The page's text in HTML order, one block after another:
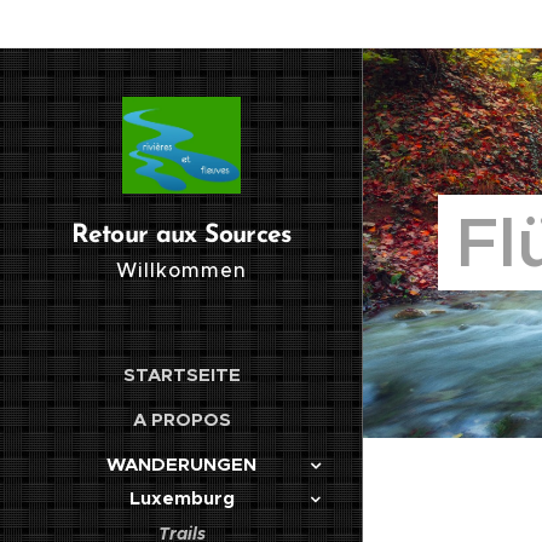
Retour aux Sources
Willkommen
STARTSEITE
A PROPOS
WANDERUNGEN
Luxemburg
Trails